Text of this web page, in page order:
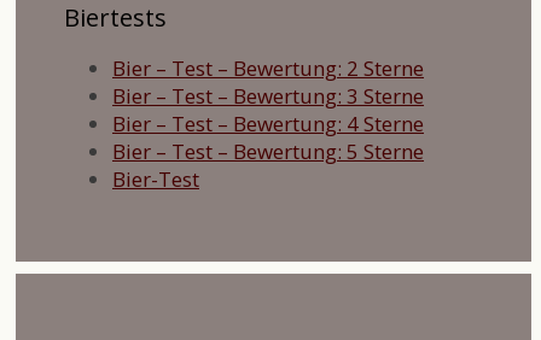
Biertests
Bier – Test – Bewertung: 2 Sterne
Bier – Test – Bewertung: 3 Sterne
Bier – Test – Bewertung: 4 Sterne
Bier – Test – Bewertung: 5 Sterne
Bier-Test